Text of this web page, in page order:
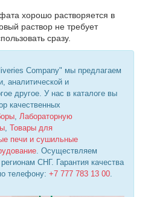
хорошо растворяется в
раствор не требует
сразу.
Company" мы предлагаем
аналитической и
другое. У нас в каталоге вы
качественных
, Лабораторную
, Товары для
печи и сушильные
. Осуществляем
СНГ. Гарантия качества
телефону: +7 777 783 13 00.